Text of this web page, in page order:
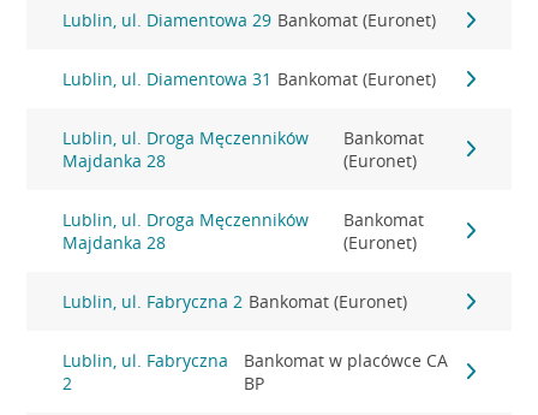
Lublin, ul. Diamentowa 29 Bankomat (Euronet)
Lublin, ul. Diamentowa 31 Bankomat (Euronet)
Lublin, ul. Droga Męczenników
Majdanka 28
Bankomat
(Euronet)
Lublin, ul. Droga Męczenników
Majdanka 28
Bankomat
(Euronet)
Lublin, ul. Fabryczna 2 Bankomat (Euronet)
Lublin, ul. Fabryczna
2
Bankomat w placówce CA
BP